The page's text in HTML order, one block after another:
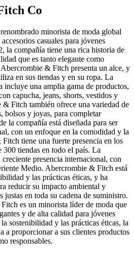
Co
minorista de moda global
casuales para jóvenes
la compañía tiene una rica historia de
que es tanto elegante como
& Fitch presenta un alce, y
en sus tiendas y en su ropa. La
incluye una amplia gama de productos,
capucha, jeans, shorts, vestidos y
& Fitch también ofrece una variedad de
bolsos y joyas, para completar
la compañía está diseñada para ser
con un enfoque en la comodidad y la
tiene una fuerte presencia en los
300 tiendas en todo el país. La
presencia internacional, con
Medio. Abercrombie & Fitch está
y las prácticas éticas, y ha
reducir su impacto ambiental y
justas en toda su cadena de suministro.
es un minorista líder de moda que
y de alta calidad para jóvenes
sostenibilidad y las prácticas éticas, la
a proporcionar a sus clientes productos
responsables.